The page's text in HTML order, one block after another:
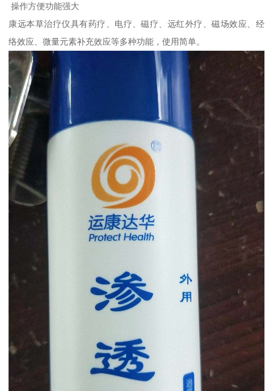
操作方便功能强大
康远本草治疗仪具有药疗、电疗、磁疗、远红外疗、磁场效应、经
络效应、微量元素补充效应等多种功能，使用简单。